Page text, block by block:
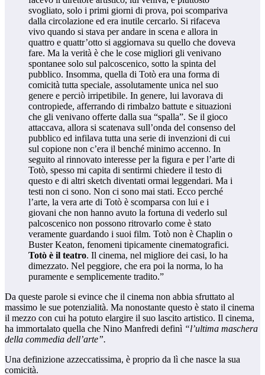
svogliato, solo i primi giorni di prova, poi scompariva
dalla circolazione ed era inutile cercarlo. Si rifaceva
vivo quando si stava per andare in scena e allora in
quattro e quattr’otto si aggiornava su quello che doveva
fare. Ma la verità è che le cose migliori gli venivano
spontanee solo sul palcoscenico, sotto la spinta del
pubblico. Insomma, quella di Totò era una forma di
comicità tutta speciale, assolutamente unica nel suo
genere e perciò irripetibile. In genere, lui lavorava di
contropiede, afferrando di rimbalzo battute e situazioni
che gli venivano offerte dalla sua “spalla”. Se il gioco
attaccava, allora si scatenava sull’onda del consenso del
pubblico ed infilava tutta una serie di invenzioni di cui
sul copione non c’era il benché minimo accenno. In
seguito al rinnovato interesse per la figura e per l’arte di
Totò, spesso mi capita di sentirmi chiedere il testo di
questo e di altri sketch diventati ormai leggendari. Ma i
testi non ci sono. Non ci sono mai stati. Ecco perché
l’arte, la vera arte di Totò è scomparsa con lui e i
giovani che non hanno avuto la fortuna di vederlo sul
palcoscenico non possono ritrovarlo come è stato
veramente guardando i suoi film. Totò non è Chaplin o
Buster Keaton, fenomeni tipicamente cinematografici.
Totò è il teatro. Il cinema, nel migliore dei casi, lo ha
dimezzato. Nel peggiore, che era poi la norma, lo ha
puramente e semplicemente tradito.”
Da queste parole si evince che il cinema non abbia sfruttato al
massimo le sue potenzialità. Ma nonostante questo è stato il cinema
il mezzo con cui ha potuto elargire il suo lascito artistico. Il cinema,
ha immortalato quella che Nino Manfredi definì “l’ultima maschera
della commedia dell’arte”.
Una definizione azzeccatissima, è proprio da lì che nasce la sua
comicità.